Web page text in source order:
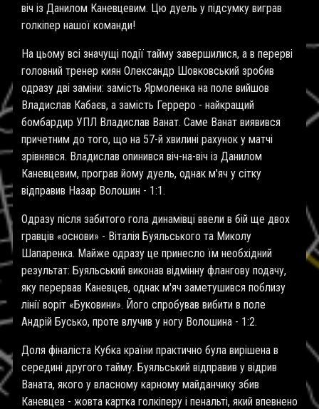
віч із Данилом Каневцевим. Цю дуель у підсумку виграв
голкіпер нашої команди!
На цьому всі значущі події тайму завершилися, а в перерві
головний тренер киян Олександр Шовковський зробив
одразу дві заміни: замiсть Ярмоленка на поле вийшов
Владислав Кабаєв, а замiсть Герреро - найкращий
бомбардир УПЛ Владислав Ванат. Саме Ванат виявився
причетним до того, що на 57-й хвилині рахунок у матчі
зрівнявся. Владислав опинився віч-на-віч із Данилом
Каневцевим, програв йому дуель, однак м'яч у сітку
відправив Назар Волошин - 1:1.
Одразу після забитого гола динамівці ввели в бій ще двох
гравців «основи» - Віталія Буяльського та Миколу
Шапаренка. Майже одразу це принесло їм необхідний
результат: Буяльський виконав відмінну флангову подачу,
яку перервав Каневцев, однак м'яч заметушився поблизу
лінії воріт «Буковини». Його спробував вибити в поле
Андрій Бусько, проте влучив у ногу Волошина - 1:2.
Доля фіналіста Кубка країни практично була вирішена в
середині другого тайму. Буяльський відправив у відрив
Ваната, якого у власному карному майданчику збив
Каневцев - жовта картка голкіперу і пенальті, який впевнено